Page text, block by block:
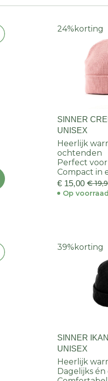
24% korting
SINNER
UNISEX
Heerlijk
ochtenden
Perfect
Compact in
€ 15,00 €
Op voorraad
39% korting
SINNER
UNISEX
Heerlijk
Dagelijks